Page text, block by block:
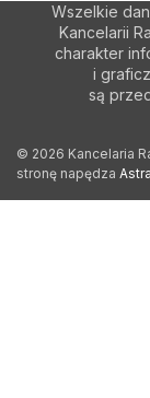
Wszelkie
Kancelarii
charakter
i
są
© 2026 Kancelaria
stronę napędza